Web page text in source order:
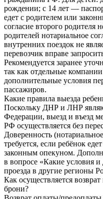
рождении; с 14 лет —
едет с родителем или
согласие второго родителя
родителей нотариальное
внутренних поездок не
перевозчик вправе
Рекомендуется заранее
так как отдельные
дополнительные условия
пассажиров.
Какие правила выезда
Поскольку ДНР и ЛНР
Федерации, выезд и въезд
РФ осуществляется без
Доверенность
требуется, если ребёнок
законным опекуном.
в вопросе «Какие условия
проезда в другие регионы
Как осуществляется
брони?